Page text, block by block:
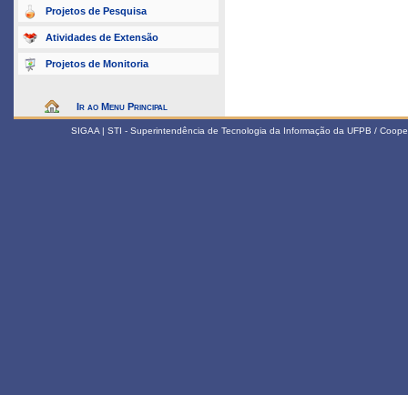
Projetos de Pesquisa
Atividades de Extensão
Projetos de Monitoria
Ir ao Menu Principal
SIGAA | STI - Superintendência de Tecnologia da Informação da UFPB /